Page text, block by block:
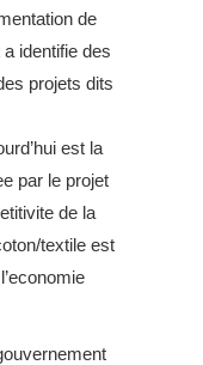
de
a identifie des
projets dits
est la
par le projet
de la
textile est